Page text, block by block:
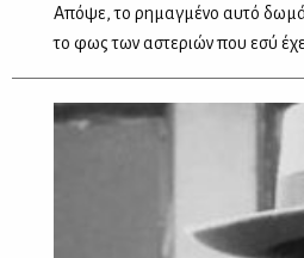
Απόψε, το ρημαγμένο αυτό
το φως των αστεριών που εσύ